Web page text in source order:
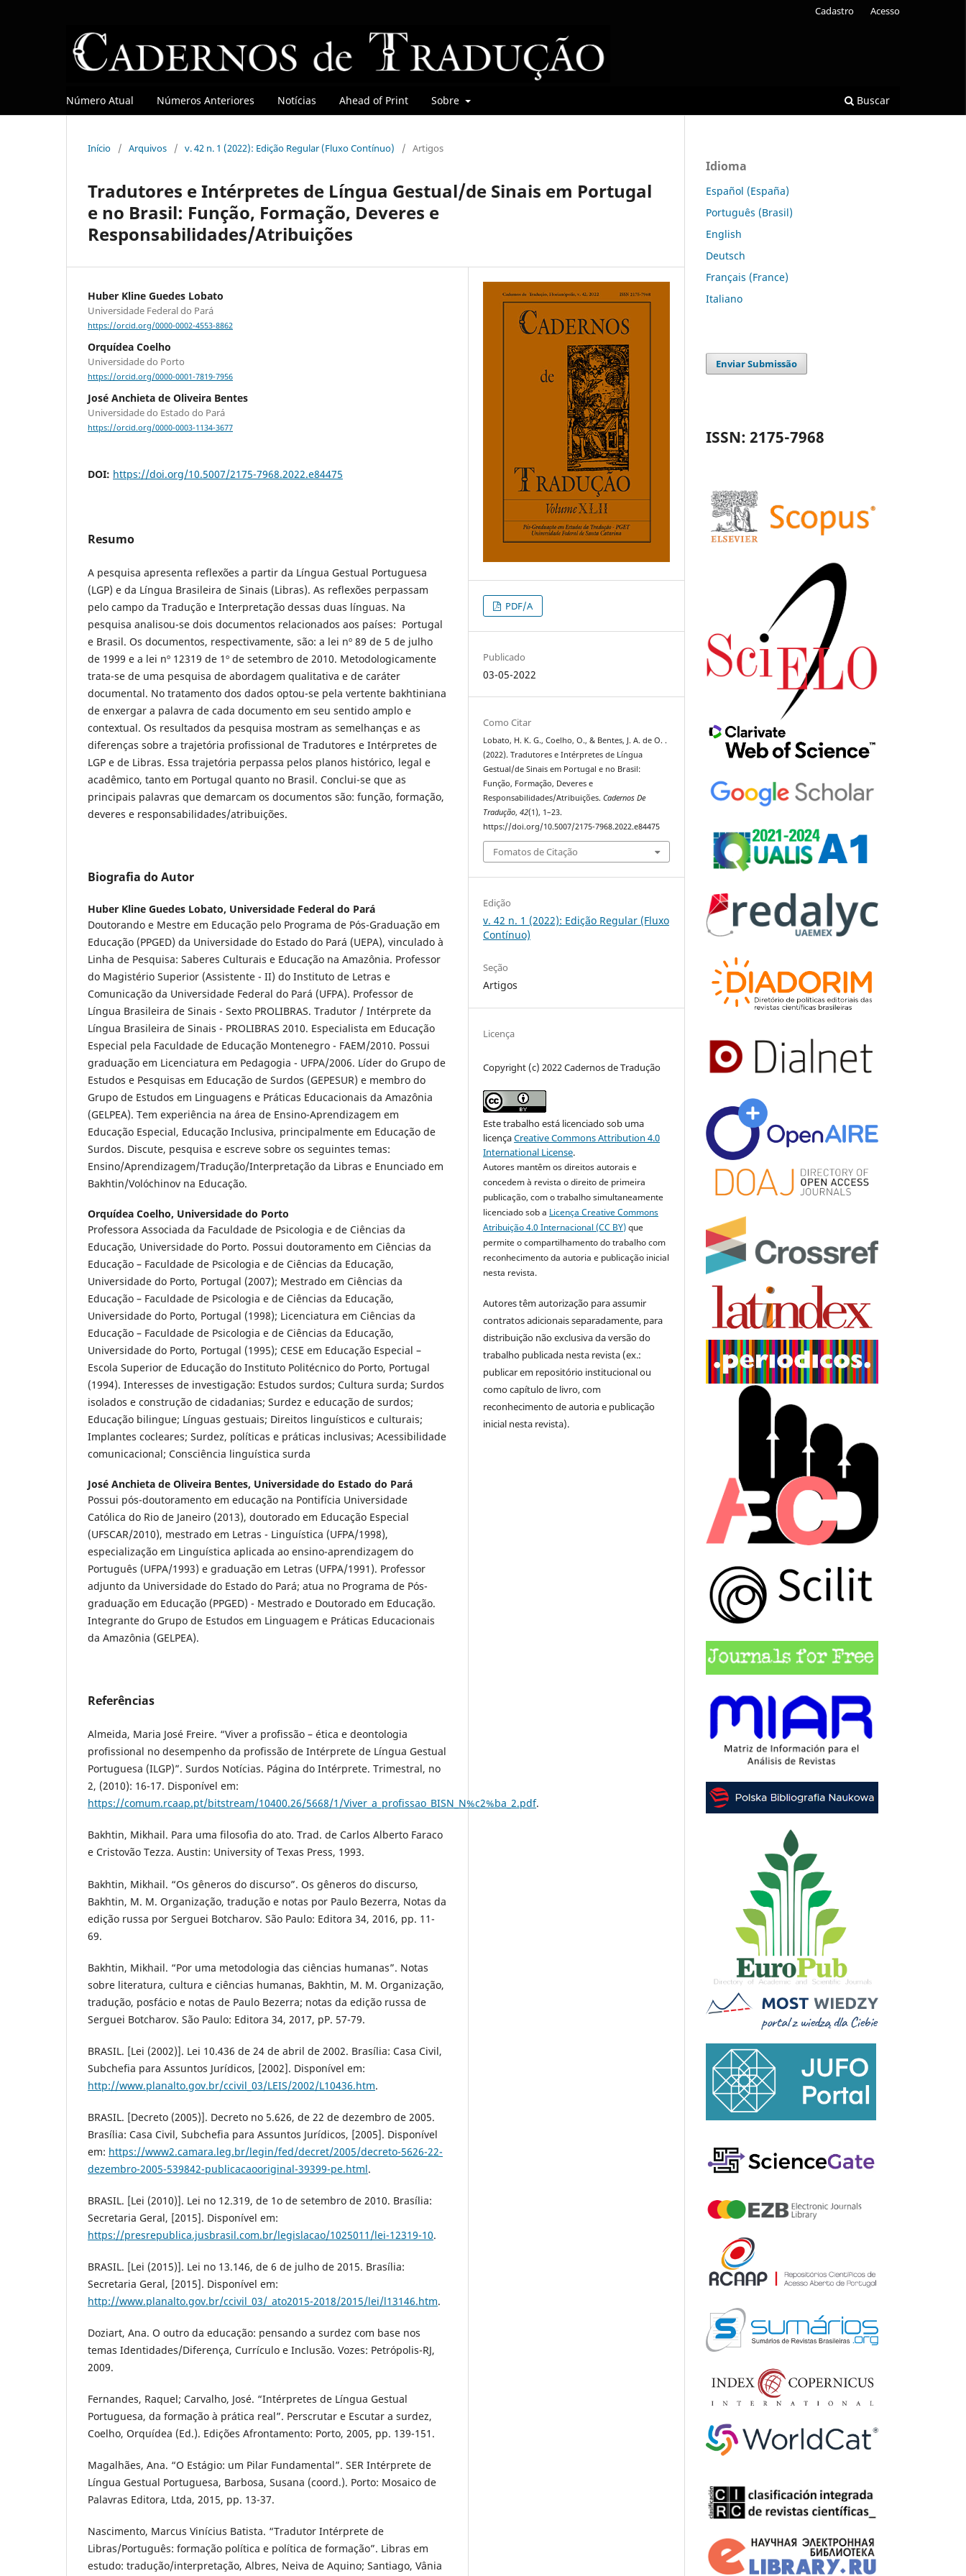
Número Atual Números Anteriores Notícias Ahead of Print Sobre Buscar
Cadastro Acesso
Início / Arquivos / v. 42 n. 1 (2022): Edição Regular (Fluxo Contínuo) / Artigos
Tradutores e Intérpretes de Língua Gestual/de Sinais em Portugal
e no Brasil: Função, Formação, Deveres e
Responsabilidades/Atribuições
Huber Kline Guedes Lobato
Universidade Federal do Pará
https://orcid.org/0000-0002-4553-8862
Orquídea Coelho
Universidade do Porto
https://orcid.org/0000-0001-7819-7956
José Anchieta de Oliveira Bentes
Universidade do Estado do Pará
https://orcid.org/0000-0003-1134-3677
DOI: https://doi.org/10.5007/2175-7968.2022.e84475
Resumo
A pesquisa apresenta reflexões a partir da Língua Gestual Portuguesa
(LGP) e da Língua Brasileira de Sinais (Libras). As reflexões perpassam
pelo campo da Tradução e Interpretação dessas duas línguas. Na
pesquisa analisou-se dois documentos relacionados aos países: Portugal
e Brasil. Os documentos, respectivamente, são: a lei nº 89 de 5 de julho
de 1999 e a lei nº 12319 de 1º de setembro de 2010. Metodologicamente
trata-se de uma pesquisa de abordagem qualitativa e de caráter
documental. No tratamento dos dados optou-se pela vertente bakhtiniana
de enxergar a palavra de cada documento em seu sentido amplo e
contextual. Os resultados da pesquisa mostram as semelhanças e as
diferenças sobre a trajetória profissional de Tradutores e Intérpretes de
LGP e de Libras. Essa trajetória perpassa pelos planos histórico, legal e
acadêmico, tanto em Portugal quanto no Brasil. Conclui-se que as
principais palavras que demarcam os documentos são: função, formação,
deveres e responsabilidades/atribuições.
Biografia do Autor
Huber Kline Guedes Lobato, Universidade Federal do Pará
Doutorando e Mestre em Educação pelo Programa de Pós-Graduação em
Educação (PPGED) da Universidade do Estado do Pará (UEPA), vinculado à
Linha de Pesquisa: Saberes Culturais e Educação na Amazônia. Professor
do Magistério Superior (Assistente - II) do Instituto de Letras e
Comunicação da Universidade Federal do Pará (UFPA). Professor de
Língua Brasileira de Sinais - Sexto PROLIBRAS. Tradutor / Intérprete da
Língua Brasileira de Sinais - PROLIBRAS 2010. Especialista em Educação
Especial pela Faculdade de Educação Montenegro - FAEM/2010. Possui
graduação em Licenciatura em Pedagogia - UFPA/2006. Líder do Grupo de
Estudos e Pesquisas em Educação de Surdos (GEPESUR) e membro do
Grupo de Estudos em Linguagens e Práticas Educacionais da Amazônia
(GELPEA). Tem experiência na área de Ensino-Aprendizagem em
Educação Especial, Educação Inclusiva, principalmente em Educação de
Surdos. Discute, pesquisa e escreve sobre os seguintes temas:
Ensino/Aprendizagem/Tradução/Interpretação da Libras e Enunciado em
Bakhtin/Volóchinov na Educação.
Orquídea Coelho, Universidade do Porto
Professora Associada da Faculdade de Psicologia e de Ciências da
Educação, Universidade do Porto. Possui doutoramento em Ciências da
Educação – Faculdade de Psicologia e de Ciências da Educação,
Universidade do Porto, Portugal (2007); Mestrado em Ciências da
Educação – Faculdade de Psicologia e de Ciências da Educação,
Universidade do Porto, Portugal (1998); Licenciatura em Ciências da
Educação – Faculdade de Psicologia e de Ciências da Educação,
Universidade do Porto, Portugal (1995); CESE em Educação Especial –
Escola Superior de Educação do Instituto Politécnico do Porto, Portugal
(1994). Interesses de investigação: Estudos surdos; Cultura surda; Surdos
isolados e construção de cidadanias; Surdez e educação de surdos;
Educação bilingue; Línguas gestuais; Direitos linguísticos e culturais;
Implantes cocleares; Surdez, políticas e práticas inclusivas; Acessibilidade
comunicacional; Consciência linguística surda
José Anchieta de Oliveira Bentes, Universidade do Estado do Pará
Possui pós-doutoramento em educação na Pontifícia Universidade
Católica do Rio de Janeiro (2013), doutorado em Educação Especial
(UFSCAR/2010), mestrado em Letras - Linguística (UFPA/1998),
especialização em Linguística aplicada ao ensino-aprendizagem do
Português (UFPA/1993) e graduação em Letras (UFPA/1991). Professor
adjunto da Universidade do Estado do Pará; atua no Programa de Pós-
graduação em Educação (PPGED) - Mestrado e Doutorado em Educação.
Integrante do Grupo de Estudos em Linguagem e Práticas Educacionais
da Amazônia (GELPEA).
Referências
Almeida, Maria José Freire. “Viver a profissão – ética e deontologia
profissional no desempenho da profissão de Intérprete de Língua Gestual
Portuguesa (ILGP)”. Surdos Notícias. Página do Intérprete. Trimestral, no
2, (2010): 16-17. Disponível em:
https://comum.rcaap.pt/bitstream/10400.26/5668/1/Viver_a_profissao_BISN_N%c2%ba_2.pdf.
Bakhtin, Mikhail. Para uma filosofia do ato. Trad. de Carlos Alberto Faraco
e Cristovão Tezza. Austin: University of Texas Press, 1993.
Bakhtin, Mikhail. “Os gêneros do discurso”. Os gêneros do discurso,
Bakhtin, M. M. Organização, tradução e notas por Paulo Bezerra, Notas da
edição russa por Serguei Botcharov. São Paulo: Editora 34, 2016, pp. 11-
69.
Bakhtin, Mikhail. “Por uma metodologia das ciências humanas”. Notas
sobre literatura, cultura e ciências humanas, Bakhtin, M. M. Organização,
tradução, posfácio e notas de Paulo Bezerra; notas da edição russa de
Serguei Botcharov. São Paulo: Editora 34, 2017, pP. 57-79.
BRASIL. [Lei (2002)]. Lei 10.436 de 24 de abril de 2002. Brasília: Casa Civil,
Subchefia para Assuntos Jurídicos, [2002]. Disponível em:
http://www.planalto.gov.br/ccivil_03/LEIS/2002/L10436.htm.
BRASIL. [Decreto (2005)]. Decreto no 5.626, de 22 de dezembro de 2005.
Brasília: Casa Civil, Subchefia para Assuntos Jurídicos, [2005]. Disponível
em: https://www2.camara.leg.br/legin/fed/decret/2005/decreto-5626-22-
dezembro-2005-539842-publicacaooriginal-39399-pe.html.
BRASIL. [Lei (2010)]. Lei no 12.319, de 1o de setembro de 2010. Brasília:
Secretaria Geral, [2015]. Disponível em:
https://presrepublica.jusbrasil.com.br/legislacao/1025011/lei-12319-10.
BRASIL. [Lei (2015)]. Lei no 13.146, de 6 de julho de 2015. Brasília:
Secretaria Geral, [2015]. Disponível em:
http://www.planalto.gov.br/ccivil_03/_ato2015-2018/2015/lei/l13146.htm.
Doziart, Ana. O outro da educação: pensando a surdez com base nos
temas Identidades/Diferença, Currículo e Inclusão. Vozes: Petrópolis-RJ,
2009.
Fernandes, Raquel; Carvalho, José. “Intérpretes de Língua Gestual
Portuguesa, da formação à prática real”. Perscrutar e Escutar a surdez,
Coelho, Orquídea (Ed.). Edições Afrontamento: Porto, 2005, pp. 139-151.
Magalhães, Ana. “O Estágio: um Pilar Fundamental”. SER Intérprete de
Língua Gestual Portuguesa, Barbosa, Susana (coord.). Porto: Mosaico de
Palavras Editora, Ltda, 2015, pp. 13-37.
Nascimento, Marcus Vinícius Batista. “Tradutor Intérprete de
Libras/Português: formação política e política de formação”. Libras em
estudo: tradução/interpretação, Albres, Neiva de Aquino; Santiago, Vânia
PDF/A
Publicado
03-05-2022
Como Citar
Lobato, H. K. G., Coelho, O., & Bentes, J. A. de O. .
(2022). Tradutores e Intérpretes de Língua
Gestual/de Sinais em Portugal e no Brasil:
Função, Formação, Deveres e
Responsabilidades/Atribuições.Cadernos De
Tradução,42(1), 1–23.
https://doi.org/10.5007/2175-7968.2022.e84475
Fomatos de Citação
Edição
v. 42 n. 1 (2022): Edição Regular (Fluxo
Contínuo)
Seção
Artigos
Licença
Copyright (c) 2022 Cadernos de Tradução
Este trabalho está licenciado sob uma
licençaCreative Commons Attribution 4.0
International License.
Autores mantêm os direitos autorais e
concedem à revista o direito de primeira
publicação, com o trabalho simultaneamente
licenciado sob a Licença Creative Commons
Atribuição 4.0 Internacional (CC BY)que
permite o compartilhamento do trabalho com
reconhecimento da autoria e publicação inicial
nesta revista.
Autores têm autorização para assumir
contratos adicionais separadamente, para
distribuição não exclusiva da versão do
trabalho publicada nesta revista (ex.:
publicar em repositório institucional ou
como capítulo de livro, com
reconhecimento de autoria e publicação
inicial nesta revista).
Idioma
Español (España)
Português (Brasil)
English
Deutsch
Français (France)
Italiano
Enviar Submissão
ISSN: 2175-7968